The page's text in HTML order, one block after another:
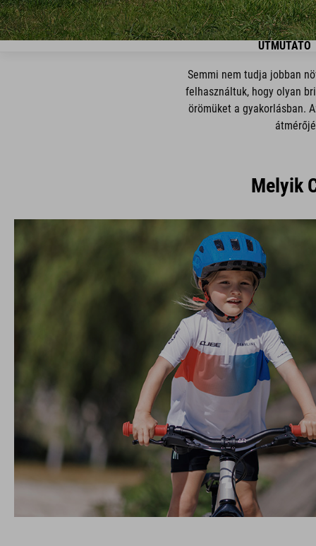
ÚTMUTATÓ
Semmi nem tudja jobban
felhasználtuk, hogy olyan
örömüket a gyakorlásban.
Melyik